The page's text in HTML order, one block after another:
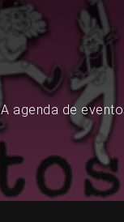
A agenda de